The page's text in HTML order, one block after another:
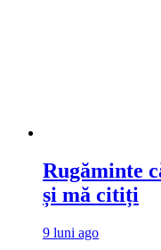
Rugăminte
și mă citiți
9 luni ago